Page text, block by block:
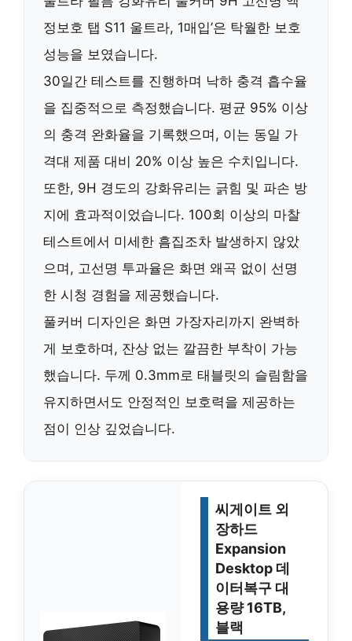
정보호 탭 S11 울트라, 1매입’은 탁월한 보호
성능을 보였습니다.
30일간 테스트를 진행하며 낙하 충격 흡수율
을 집중적으로 측정했습니다. 평균 95% 이상
의 충격 완화율을 기록했으며, 이는 동일 가
격대 제품 대비 20% 이상 높은 수치 입니다.
또한, 9H 경도의 강화유리 는 긁힘 및 파손 방
지 에 효과적이었습니다. 100회 이상의 마찰
테스트에서 미세한 흠집조차 발생하지 않았
으며 , 고선명 투과율은 화면 왜곡 없이 선명
한 시청 경험을 제공했습니다.
풀커버 디자인은 화면 가장자리까지 완벽하
게 보호하며, 잔상 없는 깔끔한 부착이 가능
했습니다. 두께 0.3mm로 태블릿의 슬림함을
유지하면서도 안정적인 보호력을 제공하는
점이 인상 깊었습니다.
씨게이트 외
장하드
Expansion
Desktop 데
이터복구 대
용량 16TB,
블랙